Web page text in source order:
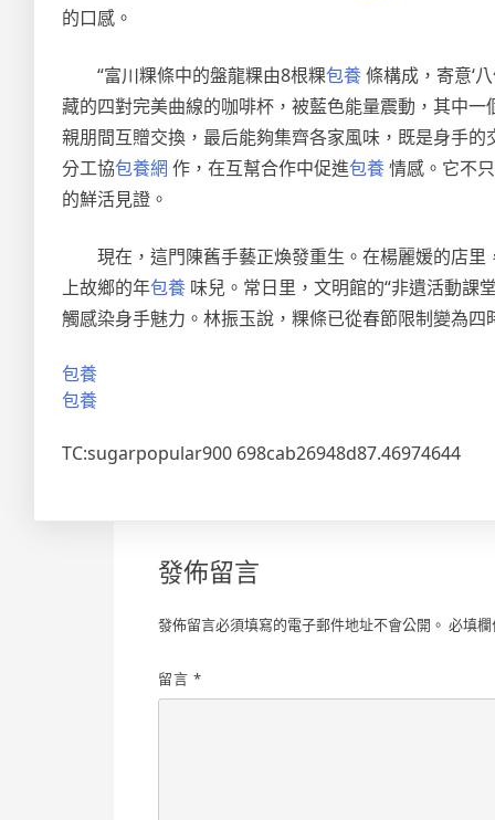
的口感。
“富川粿條中的盤龍粿由8根粿包養條構成，寄意‘
藏的四對完美曲線的咖啡杯，被藍色能量震動，其中一
親朋間互贈交換，最后能夠集齊各家風味，既是身手
分工協包養網 作，在互幫合作中促進包養情感。它不
的鮮活見證。
現在，這門陳舊手藝正煥發重生。在楊麗媛的店
上故鄉的年包養 味兒。常日里，文明館的“非遺活動課
觸感染身手魅力。林振玉說，粿條已從春節限制變為
包養
包養
TC:sugarpopular900 698cab26948d87.46974644
發佈留言
發佈留言必須填寫的電子郵件地址不會公開。 必填
留言*